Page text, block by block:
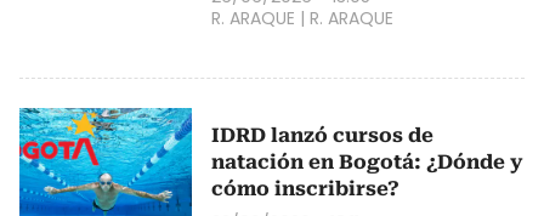
R. ARAQUE | R. ARAQUE
IDRD lanzó cursos de
natación en Bogotá: ¿Dónde y
cómo inscribirse?